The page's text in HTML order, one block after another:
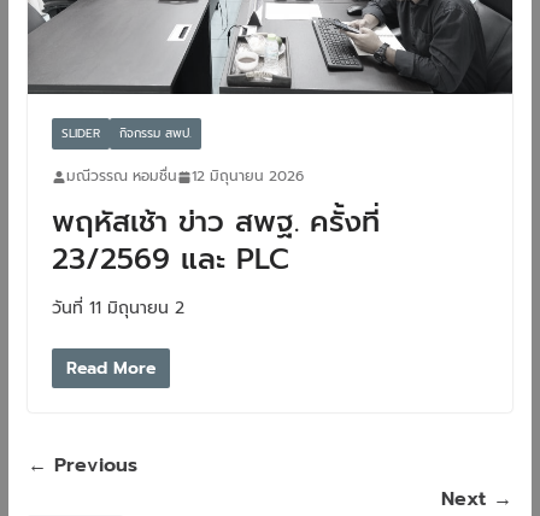
SLIDER กิจกรรม สพป.
มณีวรรณ หอมชื่น 12 มิถุนายน 2026
พฤหัสเช้า ข่าว สพฐ. ครั้งที่
23/2569 และ PLC
วันที่ 11 มิถุนายน 2
Read More
← Previous
Next →